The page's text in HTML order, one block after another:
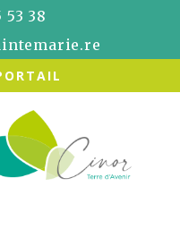
53 38